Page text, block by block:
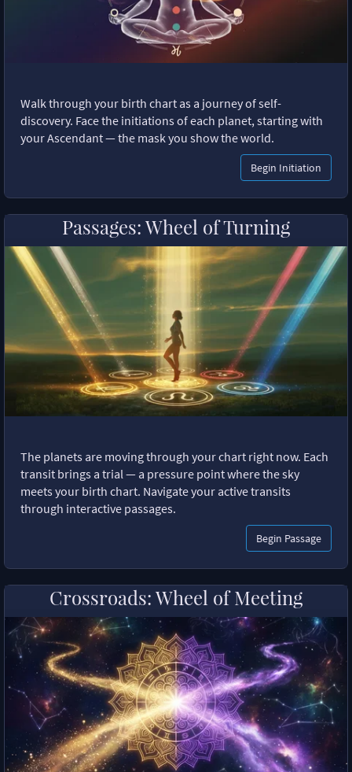
Walk through your birth chart as a journey of self-
discovery. Face the initiations of each planet, starting with
your Ascendant — the mask you show the world.
Begin Initiation
Passages: Wheel of Turning
The planets are moving through your chart right now. Each
transit brings a trial — a pressure point where the sky
meets your birth chart. Navigate your active transits
through interactive passages.
Begin Passage
Crossroads: Wheel of Meeting